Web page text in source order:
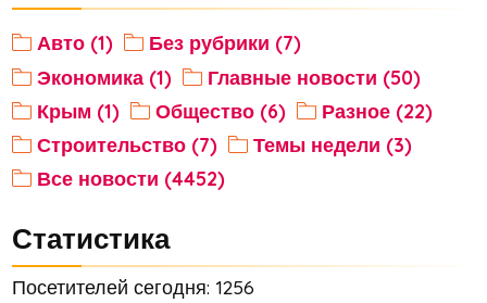
Авто (1)
Без рубрики (7)
Экономика (1)
Главные новости (50)
Крым (1)
Общество (6)
Разное (22)
Строительство (7)
Темы недели (3)
Все новости (4452)
Статистика
Посетителей сегодня: 1256